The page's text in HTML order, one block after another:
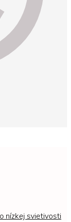
nízkej svietivosti